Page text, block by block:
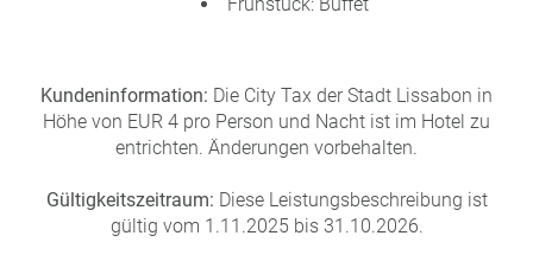
Kundeninformation: Die City Tax der Stadt Lissabon in
Höhe von EUR 4 pro Person und Nacht ist im Hotel zu
entrichten. Änderungen vorbehalten.
Gültigkeitszeitraum: Diese Leistungsbeschreibung ist
gültig vom 1.11.2025 bis 31.10.2026.